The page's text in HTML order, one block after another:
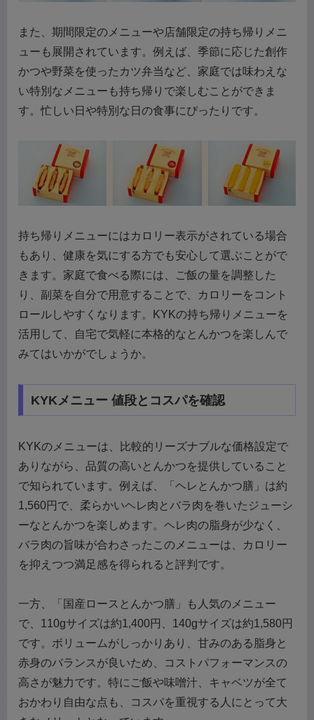
また、期間限定のメニューや店舗限定の持ち帰りメニ
ューも展開されています。例えば、季節に応じた創作
かつや野菜を使ったカツ弁当など、家庭では味わえな
い特別なメニューも持ち帰りで楽しむことができま
す。忙しい日や特別な日の食事にぴったりです。
持ち帰りメニューにはカロリー表示がされている場合
もあり、健康を気にする方でも安心して選ぶことがで
きます。家庭で食べる際には、ご飯の量を調整した
り、副菜を自分で用意することで、カロリーをコント
ロールしやすくなります。KYKの持ち帰りメニューを
活用して、自宅で気軽に本格的なとんかつを楽しんで
みてはいかがでしょうか。
KYKメニュー 値段とコスパを確認
KYKのメニューは、比較的リーズナブルな価格設定で
ありながら、品質の高いとんかつを提供していること
で知られています。例えば、「ヘレとんかつ膳」は約
1,560円で、柔らかいヘレ肉とバラ肉を巻いたジューシ
ーなとんかつを楽しめます。ヘレ肉の脂身が少なく、
バラ肉の旨味が合わさったこのメニューは、カロリー
を抑えつつ満足感を得られると評判です。
一方、「国産ロースとんかつ膳」も人気のメニュー
で、110gサイズは約1,400円、140gサイズは約1,580円
です。ボリュームがしっかりあり、甘みのある脂身と
赤身のバランスが良いため、コストパフォーマンスの
高さが魅力です。特にご飯や味噌汁、キャベツが全て
おかわり自由な点も、コスパを重視する人にとって大